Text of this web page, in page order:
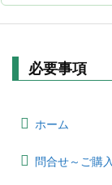
必要事項
ホーム
問合せ～ご購